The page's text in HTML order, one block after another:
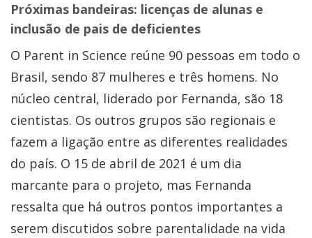
Próximas bandeiras: licenças de alunas e
inclusão de pais de deficientes
O Parent in Science reúne 90 pessoas em todo o
Brasil, sendo 87 mulheres e três homens. No
núcleo central, liderado por Fernanda, são 18
cientistas. Os outros grupos são regionais e
fazem a ligação entre as diferentes realidades
do país. O 15 de abril de 2021 é um dia
marcante para o projeto, mas Fernanda
ressalta que há outros pontos importantes a
serem discutidos sobre parentalidade na vida